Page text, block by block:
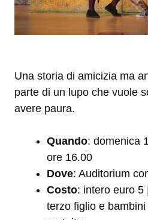
Una storia di amicizia ma
parte di un lupo che vuole
avere paura.
Quando: domenica
ore 16.00
Dove: Auditorium
Costo: intero euro 5
terzo figlio e